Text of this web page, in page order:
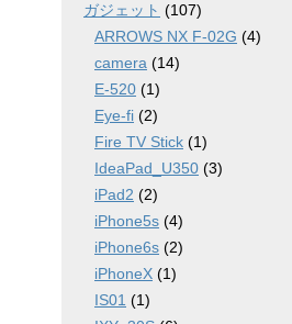
ガジェット (107)
ARROWS NX F-02G (4)
camera (14)
E-520 (1)
Eye-fi (2)
Fire TV Stick (1)
IdeaPad_U350 (3)
iPad2 (2)
iPhone5s (4)
iPhone6s (2)
iPhoneX (1)
IS01 (1)